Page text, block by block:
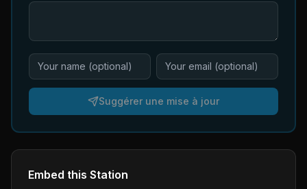
Suggérer une mise à jour
Embed this Station